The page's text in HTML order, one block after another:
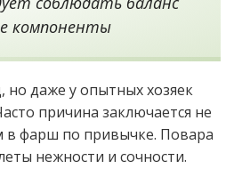
компоненты
даже у опытных хозяек
причина заключается не
в фарш по привычке. Повара
нежности и сочности.